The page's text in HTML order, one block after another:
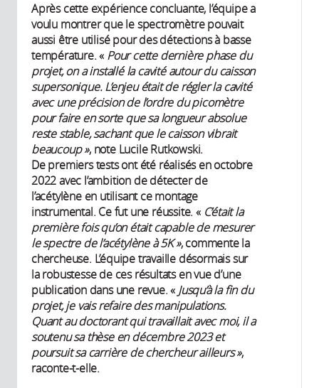
Après cette expérience concluante, l’équipe a
voulu montrer que le spectromètre pouvait
aussi être utilisé pour des détections à basse
température. « Pour cette dernière phase du
projet, on a installé la cavité autour du caisson
supersonique. L’enjeu était de régler la cavité
avec une précision de l’ordre du picomètre
pour faire en sorte que sa longueur absolue
reste stable, sachant que le caisson vibrait
beaucoup », note Lucile Rutkowski.
De premiers tests ont été réalisés en octobre
2022 avec l’ambition de détecter de
l’acétylène en utilisant ce montage
instrumental. Ce fut une réussite. « C’était la
première fois qu’on était capable de mesurer
le spectre de l’acétylène à 5K », commente la
chercheuse. L’équipe travaille désormais sur
la robustesse de ces résultats en vue d’une
publication dans une revue. « Jusqu’à la fin du
projet, je vais refaire des manipulations.
Quant au doctorant qui travaillait avec moi, il a
soutenu sa thèse en décembre 2023 et
poursuit sa carrière de chercheur ailleurs »,
raconte-t-elle.